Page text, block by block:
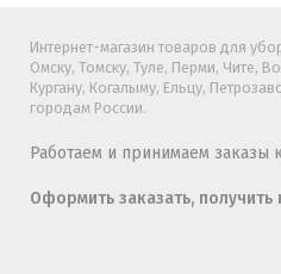
Интернет-магазин товаров для
Омску, Томску, Туле, Перми, Чите,
Кургану, Когалыму, Ельцу,
городам России.
Работаем и принимаем заказы
Оформить заказать,